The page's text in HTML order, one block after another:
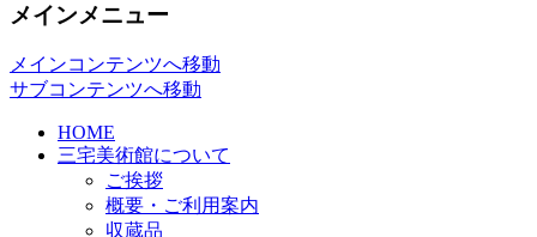
メインメニュー
メインコンテンツへ移動
サブコンテンツへ移動
HOME
三宅美術館について
ご挨拶
概要・ご利用案内
収蔵品